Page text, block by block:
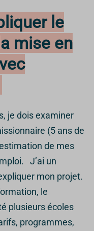
le
mise en
je dois examiner
(5 ans de
de mes
J’ai un
mon projet.
le
plusieurs écoles
programmes,